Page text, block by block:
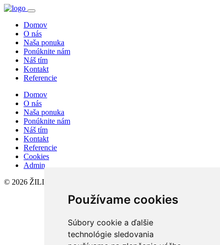
Používame cookies
Súbory cookie a ďalšie
technológie sledovania
Domov
O nás
Naša ponuka
Ponúknite nám
Náš tím
Kontakt
Referencie
Domov
O nás
Naša ponuka
Ponúknite nám
Náš tím
Kontakt
Referencie
Cookies
Admin
© 2026 ŽILINAREAL, s.r.o.